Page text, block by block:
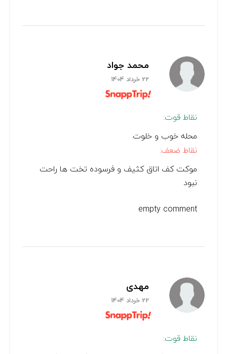
محمد جواد
22 خرداد 1404
نقاط قوت:
محله خوب و خلوت
نقاط ضعف:
موکت کف اتاق کثیف و فرسوده تخت ها راحت
نبود
empty comment
مهدی
22 خرداد 1404
نقاط قوت: